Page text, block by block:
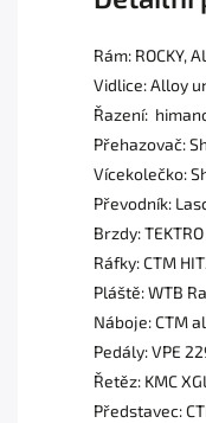
Rám: ROCKY,
Vidlice: Alloy
Řazení:
Přehazovač:
Vícekolečko:
Převodník:
Brzdy:
Ráfky: CTM
Pláště: WTB
Náboje: CTM
Pedály: VPE
Řetěz: KMC
Představec: